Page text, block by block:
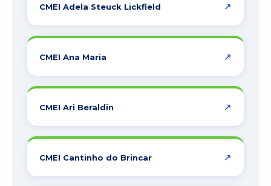
CMEI Adela Steuck Lickfield ↗
CMEI Ana Maria ↗
CMEI Ari Beraldin ↗
CMEI Cantinho do Brincar ↗